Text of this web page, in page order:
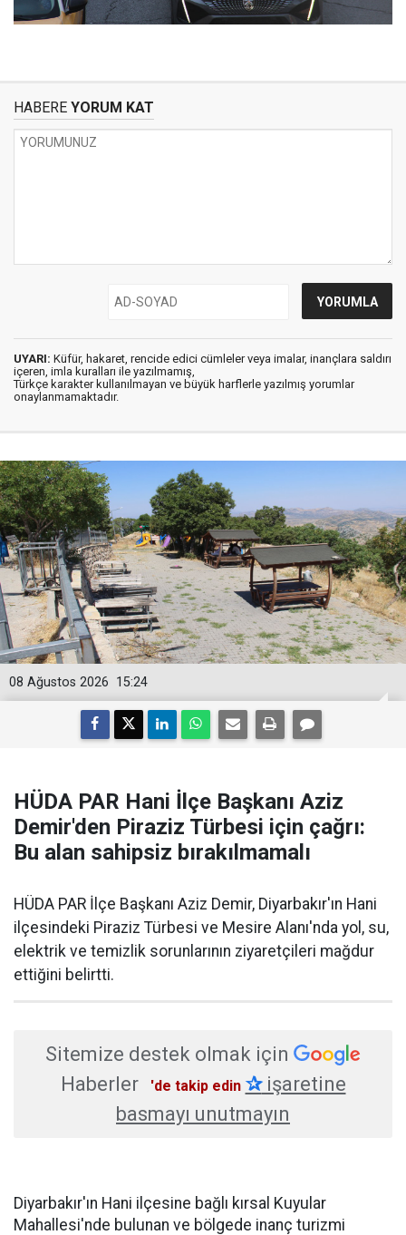
HABERE YORUM KAT
UYARI: Küfür, hakaret, rencide edici cümleler veya imalar, inançlara saldırı
içeren, imla kuralları ile yazılmamış,
Türkçe karakter kullanılmayan ve büyük harflerle yazılmış yorumlar
onaylanmamaktadır.
15:24
08 Ağustos 2026
HÜDA PAR Hani İlçe Başkanı Aziz
Demir'den Piraziz Türbesi için çağrı:
Bu alan sahipsiz bırakılmamalı
HÜDA PAR İlçe Başkanı Aziz Demir, Diyarbakır'ın Hani
ilçesindeki Piraziz Türbesi ve Mesire Alanı'nda yol, su,
elektrik ve temizlik sorunlarının ziyaretçileri mağdur
ettiğini belirtti.
Sitemize destek olmak için
Haberler
'de takip edin ✰işaretine
basmayı unutmayın
Diyarbakır'ın Hani ilçesine bağlı kırsal Kuyular
Mahallesi'nde bulunan ve bölgede inanç turizmi